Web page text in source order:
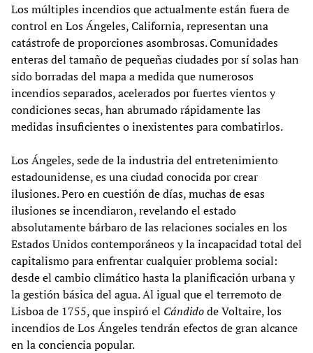
Los múltiples incendios que actualmente están fuera de
control en Los Ángeles, California, representan una
catástrofe de proporciones asombrosas. Comunidades
enteras del tamaño de pequeñas ciudades por sí solas han
sido borradas del mapa a medida que numerosos
incendios separados, acelerados por fuertes vientos y
condiciones secas, han abrumado rápidamente las
medidas insuficientes o inexistentes para combatirlos.
Los Ángeles, sede de la industria del entretenimiento
estadounidense, es una ciudad conocida por crear
ilusiones. Pero en cuestión de días, muchas de esas
ilusiones se incendiaron, revelando el estado
absolutamente bárbaro de las relaciones sociales en los
Estados Unidos contemporáneos y la incapacidad total del
capitalismo para enfrentar cualquier problema social:
desde el cambio climático hasta la planificación urbana y
la gestión básica del agua. Al igual que el terremoto de
Lisboa de 1755, que inspiró el Cándidode Voltaire, los
incendios de Los Ángeles tendrán efectos de gran alcance
en la conciencia popular.